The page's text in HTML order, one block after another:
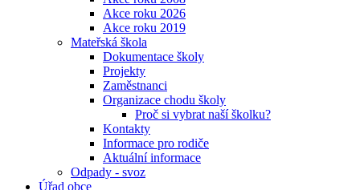
Akce roku 2026
Akce roku 2019
Mateřská škola
Dokumentace školy
Projekty
Zaměstnanci
Organizace chodu školy
Proč si vybrat naší školku?
Kontakty
Informace pro rodiče
Aktuální informace
Odpady - svoz
Úřad obce